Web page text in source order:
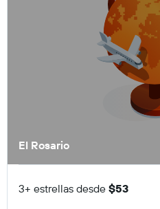
El Rosario
3+ estrellas desde $53